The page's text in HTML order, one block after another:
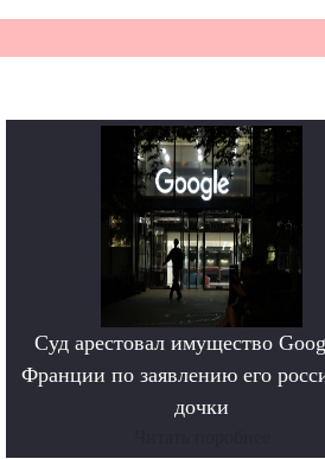
Суд арестовал имущество
Франции по заявлению его
дочки